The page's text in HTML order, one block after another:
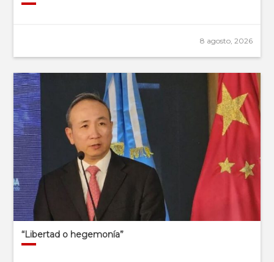
8 agosto, 2026
“Libertad o hegemonía”